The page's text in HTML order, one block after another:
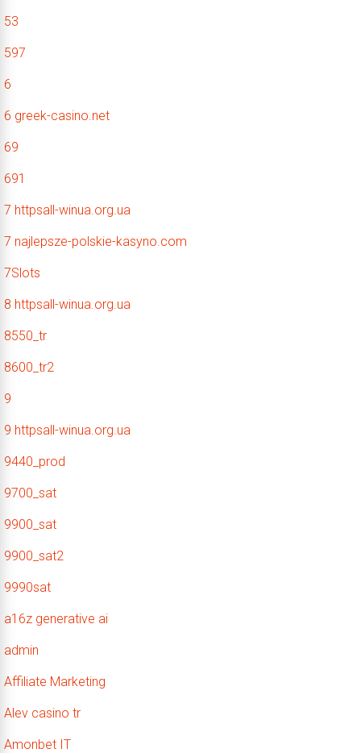
53
597
6
6 greek-casino.net
69
691
7 httpsall-winua.org.ua
7 najlepsze-polskie-kasyno.com
7Slots
8 httpsall-winua.org.ua
8550_tr
8600_tr2
9
9 httpsall-winua.org.ua
9440_prod
9700_sat
9900_sat
9900_sat2
9990sat
a16z generative ai
admin
Affiliate Marketing
Alev casino tr
Amonbet IT